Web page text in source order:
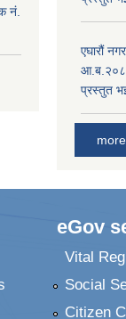
नं.
एघारौं
प्रस्तुत
more
eGov
Vital
Social
Citizen